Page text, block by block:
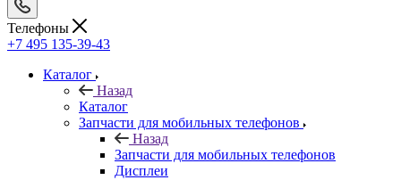
Каталог
Запчасти для мобильных телефонов
Дисплеи
Аккумуляторы
Задние крышки
Шлейфы
Тачскрины, сенсорные экраны
Динамики